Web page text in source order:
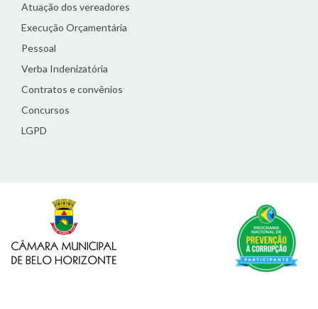
Atuação dos vereadores
Execução Orçamentária
Pessoal
Verba Indenizatória
Contratos e convênios
Concursos
LGPD